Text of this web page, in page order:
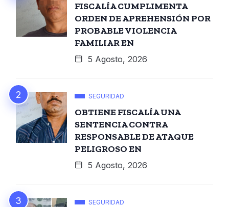
FISCALÍA CUMPLIMENTA
ORDEN DE APREHENSIÓN POR
PROBABLE VIOLENCIA
FAMILIAR EN
5 Agosto, 2026
SEGURIDAD
OBTIENE FISCALÍA UNA
SENTENCIA CONTRA
RESPONSABLE DE ATAQUE
PELIGROSO EN
5 Agosto, 2026
SEGURIDAD